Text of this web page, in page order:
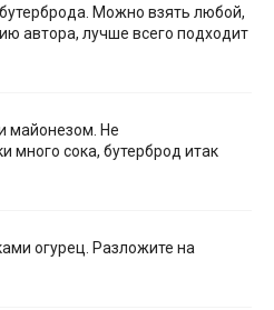
Можно взять любой,
автора, лучше всего подходит
майонезом. Не
много сока, бутерброд итак
огурец. Разложите на